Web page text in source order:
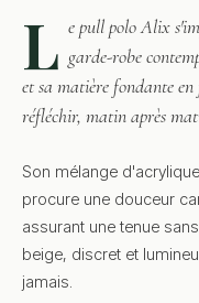
L e pull polo Alix
garde-robe
et sa matière fondante en
réfléchir, matin après
Son mélange
procure une douceur
assurant une tenue
beige, discret et
jamais.